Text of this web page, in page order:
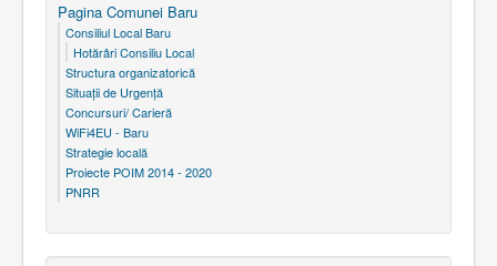
Pagina Comunei Baru
Consiliul Local Baru
Hotărâri Consiliu Local
Structura organizatorică
Situaţii de Urgenţă
Concursuri/ Carieră
WiFi4EU - Baru
Strategie locală
Proiecte POIM 2014 - 2020
PNRR